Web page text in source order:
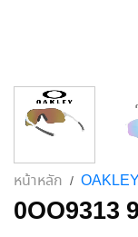
หน้าหลัก / OAKLEY
0OO9313